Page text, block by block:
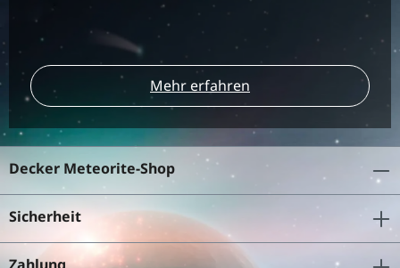
Mehr erfahren
Decker Meteorite-Shop
Sicherheit